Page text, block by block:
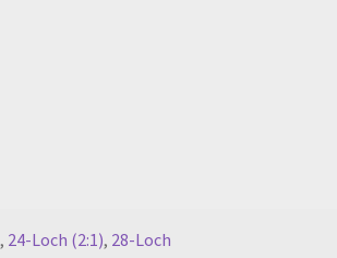
, 24-Loch (2:1), 28-Loch